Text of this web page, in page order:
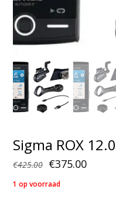
Sigma ROX
€425.00
prijs
€375.00
1 op voorraad